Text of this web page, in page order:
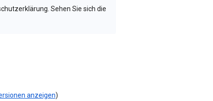
Sehen Sie sich die
anzeigen)